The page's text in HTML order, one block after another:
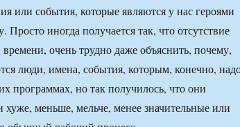
или события, которые являются у нас героями
иногда получается так, что отсутствие
очень трудно даже объяснить, почему,
люди, имена, события, которым, конечно,
программах, но так получилось, что они
меньше, мельче, менее значительные или